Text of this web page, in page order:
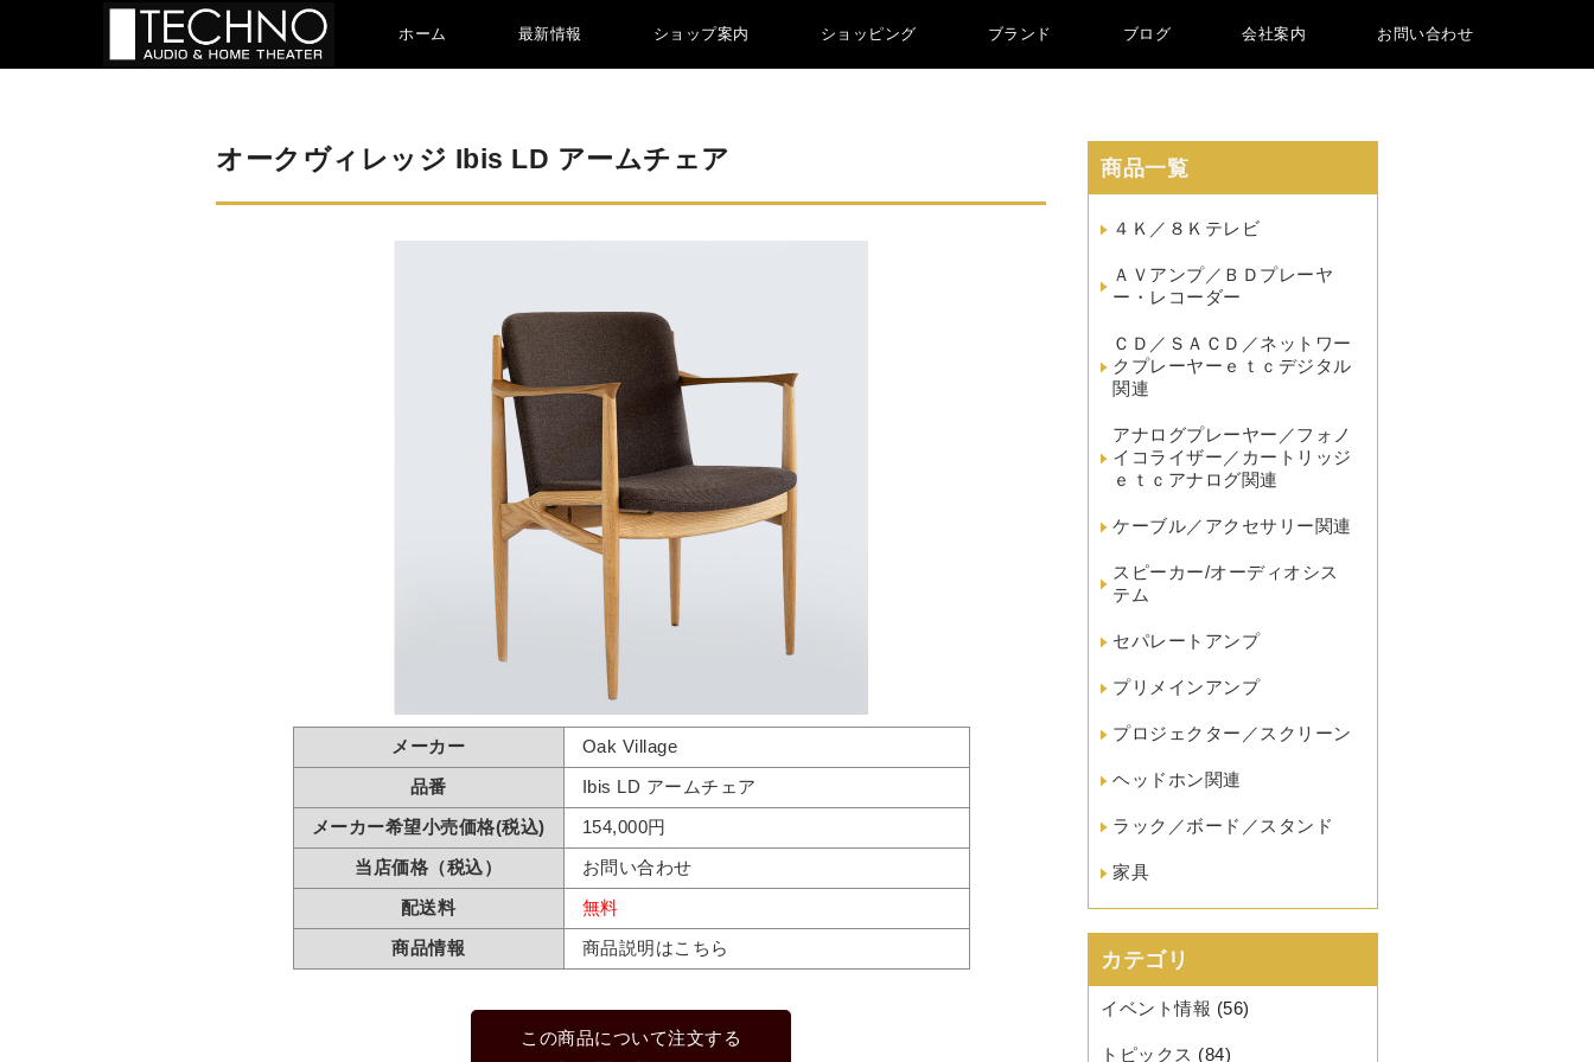
ホーム 最新情報 ショップ案内 ショッピング ブランド ブログ 会社案内 お問い合わせ
オークヴィレッジ Ibis LD アームチェア
メーカー
Oak Village
品番
Ibis LD アームチェア
メーカー希望小売価格(税込)
154,000円
当店価格（税込）
お問い合わせ
配送料
無料
商品情報
商品説明はこちら
この商品について注文する
商品一覧
４Ｋ／８Ｋテレビ
ＡＶアンプ／ＢＤプレーヤ
ー・レコーダー
ＣＤ／ＳＡＣＤ／ネットワー
クプレーヤーｅｔｃデジタル
関連
アナログプレーヤー／フォノ
イコライザー／カートリッジ
ｅｔｃアナログ関連
ケーブル／アクセサリー関連
スピーカー/オーディオシス
テム
セパレートアンプ
プリメインアンプ
プロジェクター／スクリーン
ヘッドホン関連
ラック／ボード／スタンド
家具
カテゴリ
イベント情報 (56)
トピックス (84)